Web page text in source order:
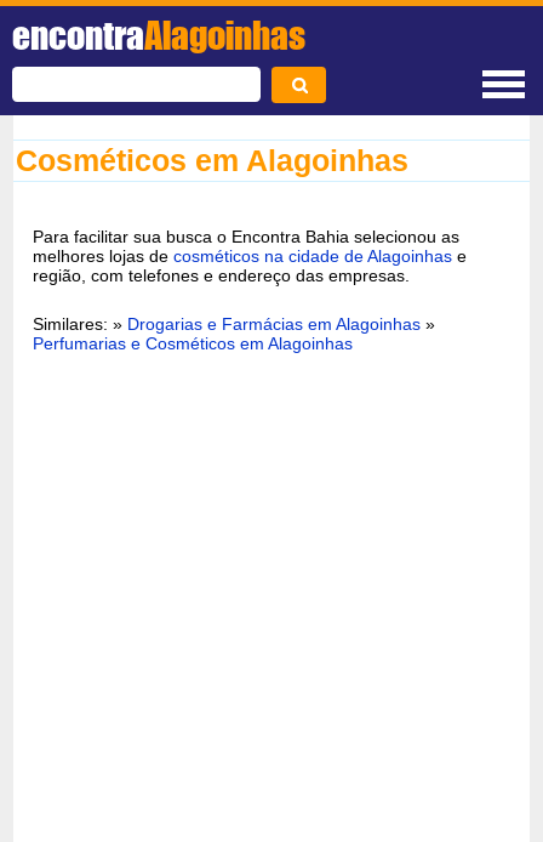
encontraAlagoinhas
Cosméticos em Alagoinhas
Para facilitar sua busca o Encontra Bahia selecionou as
melhores lojas decosméticos na cidade de Alagoinhas e
região, com telefones e endereço das empresas.
Similares: » Drogarias e Farmácias em Alagoinhas »
Perfumarias e Cosméticos em Alagoinhas